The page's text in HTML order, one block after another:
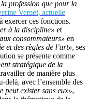
profession que pour la
Vernet, actuelle
exercer ces fonctions.
à la discipline» et
consommateurs» en
et des règles de l’art», ses
se présente comme
stratégique de la
de manière plus
delà, avec l’ensemble des
peut exister sans eux»,